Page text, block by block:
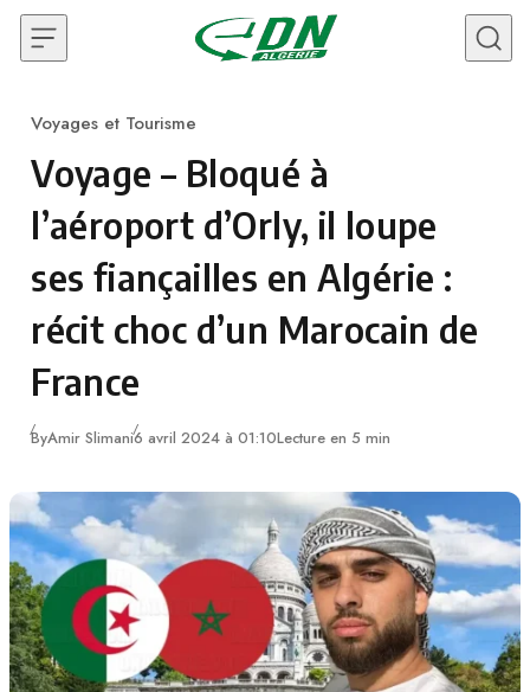
Skip to content
Category
Voyages et Tourisme
Voyage – Bloqué à
l’aéroport d’Orly, il loupe
ses fiançailles en Algérie :
récit choc d’un Marocain de
France
ByAmir Slimani6 avril 2024 à 01:10Lecture en 5 min